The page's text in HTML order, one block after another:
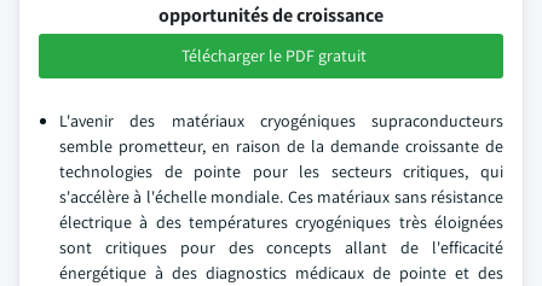
opportunités de croissance
Télécharger le PDF gratuit
L'avenir des matériaux cryogéniques supraconducteurs
semble prometteur, en raison de la demande croissante de
technologies de pointe pour les secteurs critiques, qui
s'accélère à l'échelle mondiale. Ces matériaux sans résistance
électrique à des températures cryogéniques très éloignées
sont critiques pour des concepts allant de l'efficacité
énergétique à des diagnostics médicaux de pointe et des